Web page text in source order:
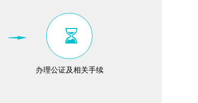
办理公证及相关手续